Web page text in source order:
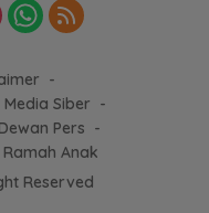
Siber
Pers
Anak
Reserved